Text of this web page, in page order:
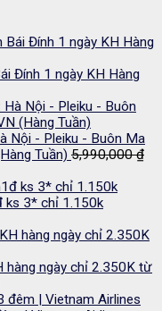
Đính 1 ngày KH Hàng
₫.
Nội - Pleiku - Buôn Ma
Tuần) 5,990,000₫
ks 3* chỉ 1.150k
₫.
hàng ngày chỉ 2.350K từ
Giá
hiện